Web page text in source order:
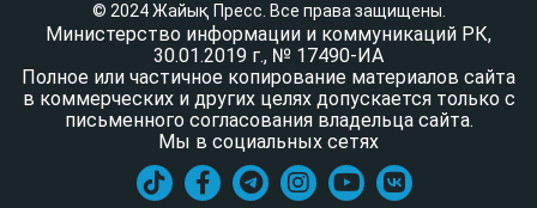
© 2024 Жайық Пресс. Все права защищены.
Министерство информации и коммуникаций РК,
30.01.2019 г., № 17490-ИА
Полное или частичное копирование материалов сайта
в коммерческих и других целях допускается только с
письменного согласования владельца сайта.
Мы в социальных сетях